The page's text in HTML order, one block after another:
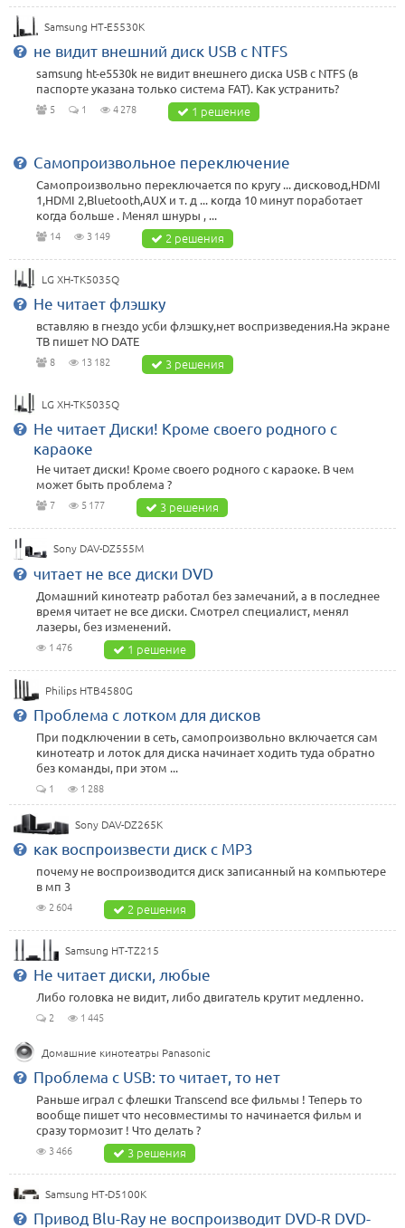
Samsung HT-E5530K
не видит внешний диск USB с NTFS
samsung ht-e5530k не видит внешнего диска USB с NTFS (в
паспорте указана только система FAT). Как устранить?
5 1 4 278 1 решение
Самопроизвольное переключение
Самопроизвольно переключается по кругу ... дисковод,HDMI
1,HDMI 2,Bluetooth,AUX и т. д ... когда 10 минут поработает
когда больше . Менял шнуры , ...
14 3 149 2 решения
LG XH-TK5035Q
Не читает флэшку
вставляю в гнездо усби флэшку,нет воспризведения.На экране
ТВ пишет NO DATE
8 13 182 3 решения
LG XH-TK5035Q
Не читает Диски! Кроме своего родного с
караоке
Не читает диски! Кроме своего родного с караоке. В чем
может быть проблема ?
7 5 177 3 решения
Sony DAV-DZ555M
читает не все диски DVD
Домашний кинотеатр работал без замечаний, а в последнее
время читает не все диски. Смотрел специалист, менял
лазеры, без изменений.
1 476 1 решение
Philips HTB4580G
Проблема с лотком для дисков
При подключении в сеть, самопроизвольно включается сам
кинотеатр и лоток для диска начинает ходить туда обратно
без команды, при этом ...
1 1 288
Sony DAV-DZ265K
как воспроизвести диск с MP3
почему не воспроизводится диск записанный на компьютере
в мп 3
2 604 2 решения
Samsung HT-TZ215
Не читает диски, любые
Либо головка не видит, либо двигатель крутит медленно.
2 1 445
Домашние кинотеатры Panasonic
Проблема с USB: то читает, то нет
Раньше играл с флешки Transcend все фильмы ! Теперь то
вообще пишет что несовместимы то начинается фильм и
сразу тормозит ! Что делать ?
3 466 3 решения
Samsung HT-D5100K
Привод Blu-Ray не воспроизводит DVD-R DVD-